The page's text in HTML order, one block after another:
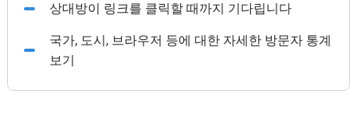
상대방이 링크를 클릭할 때까지 기다립니다
국가, 도시, 브라우저 등에 대한 자세한 방문자 통계
보기